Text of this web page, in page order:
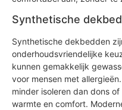
Synthetische
Synthetische dekbedden
onderhoudsvriendelijke
kunnen gemakkelijk
voor mensen met
minder isoleren dan dons
warmte en comfort.